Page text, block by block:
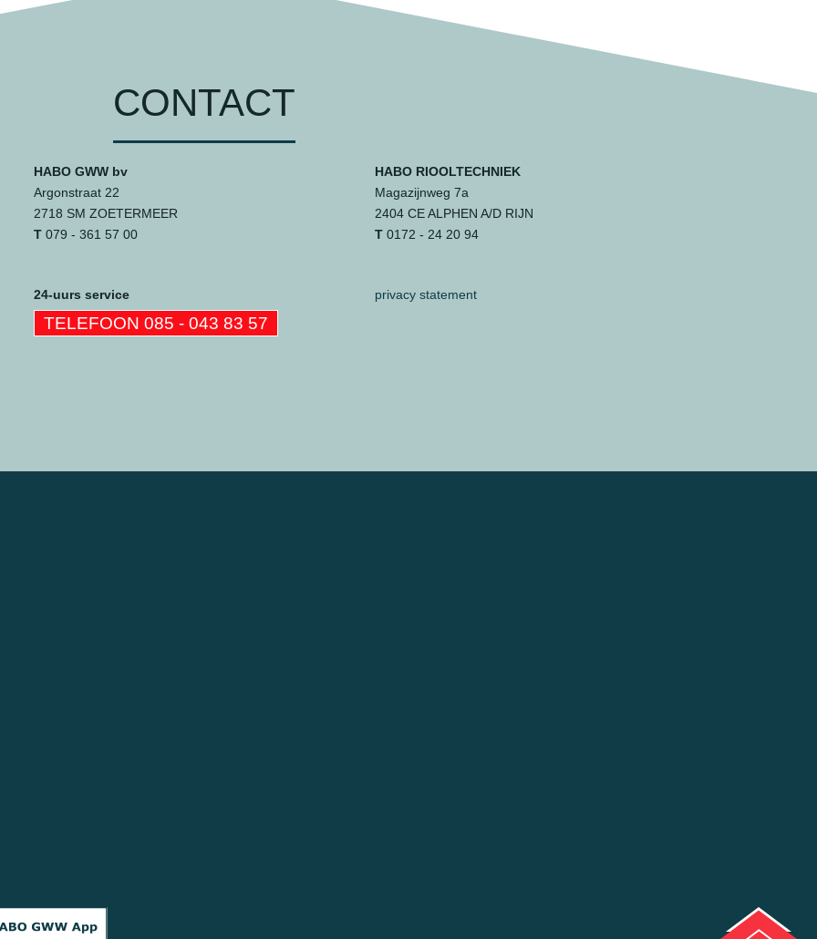
CONTACT
HABO GWW bv
Argonstraat 22
2718 SM ZOETERMEER
T 079 - 361 57 00
HABO RIOOLTECHNIEK
Magazijnweg 7a
2404 CE ALPHEN A/D RIJN
T0172 - 24 20 94
24-uurs service
TELEFOON 085 - 043 83 57
privacy statement